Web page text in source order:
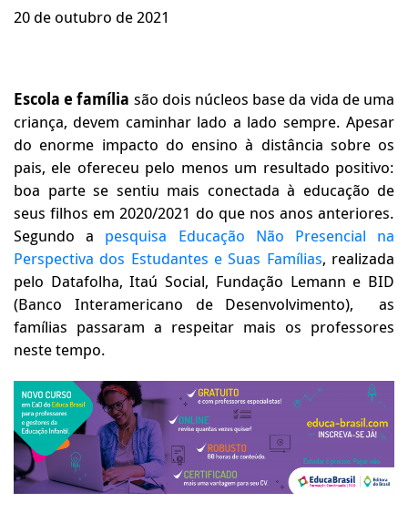
20 de outubro de 2021
Escola e família são dois núcleos base da vida de uma
criança, devem caminhar lado a lado sempre. Apesar
do enorme impacto do ensino à distância sobre os
pais, ele ofereceu pelo menos um resultado positivo:
boa parte se sentiu mais conectada à educação de
seus filhos em 2020/2021 do que nos anos anteriores.
Segundo a pesquisa Educação Não Presencial na
Perspectiva dos Estudantes e Suas Famílias, realizada
pelo Datafolha, Itaú Social, Fundação Lemann e BID
(Banco Interamericano de Desenvolvimento), as
famílias passaram a respeitar mais os professores
neste tempo.